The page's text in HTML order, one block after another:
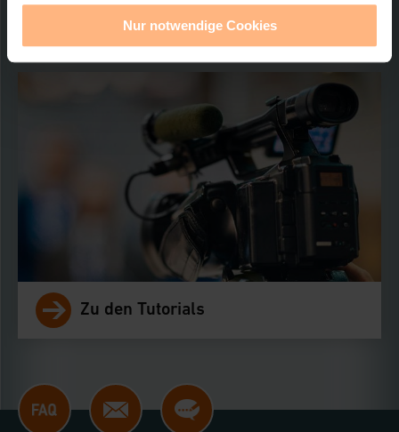
vorgenannten Zwecke zu. Eine detaillierte Auflistung der
einzelnen Cookies nach Zweck und Anbieter ist durch
Klick auf den Button „Ablehnen oder Einstellungen“
abrufbar. Sie können die Verwendung nicht notwendiger
Cookies ablehnen oder ihr ganz oder teilweise
zustimmen. Ihre erteilte Zustimmung können Sie
jederzeit unter dem Link „Cookie Einstellungen“
anpassen oder widerrufen. Ihre Browser-Einstellungen
können dazu führen, dass die Einstellungen nicht
längerfristig gespeichert werden und dieses Banner
erneut angezeigt wird.
Datenschutzerklärung
Nur notwendige Cookies
mehr Infos
Zu den Tutorials